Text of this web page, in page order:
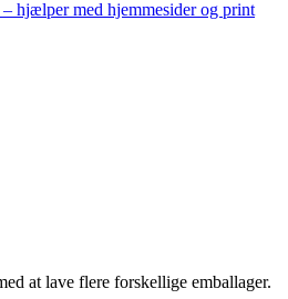
at lave flere forskellige emballager.